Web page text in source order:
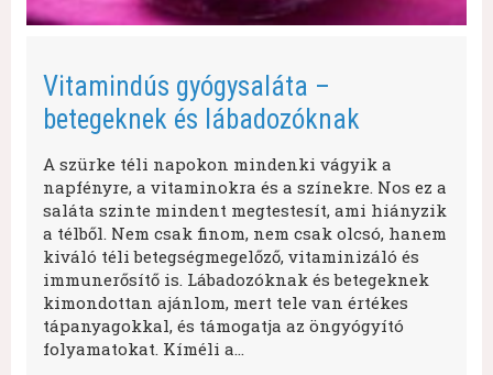
Vitamindús gyógysaláta –
betegeknek és lábadozóknak
A szürke téli napokon mindenki vágyik a
napfényre, a vitaminokra és a színekre. Nos ez a
saláta szinte mindent megtestesít, ami hiányzik
a télből. Nem csak finom, nem csak olcsó, hanem
kiváló téli betegségmegelőző, vitaminizáló és
immunerősítő is. Lábadozóknak és betegeknek
kimondottan ajánlom, mert tele van értékes
tápanyagokkal, és támogatja az öngyógyító
folyamatokat. Kíméli a…